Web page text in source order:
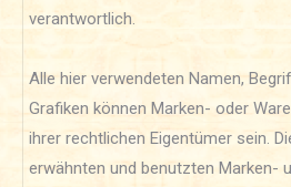
verantwortlich.
Alle hier verwendeten Namen,
Grafiken können Marken- oder
ihrer rechtlichen Eigentümer sein.
erwähnten und benutzten Marken-